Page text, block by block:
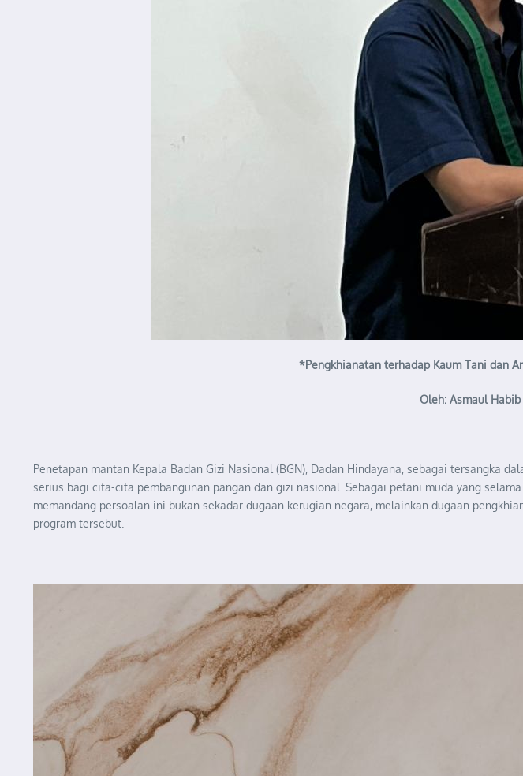
*Pengkhianatan terhadap Kaum Tani dan
Oleh: Asmaul
Penetapan mantan Kepala Badan Gizi Nasional (BGN), Dadan Hindayana, sebagai tersangka
serius bagi cita-cita pembangunan pangan dan gizi nasional. Sebagai petani muda yang
memandang persoalan ini bukan sekadar dugaan kerugian negara, melainkan dugaan
program tersebut.